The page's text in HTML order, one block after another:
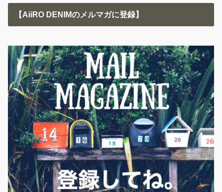
【AiiRO DENIMのメルマガに登録】